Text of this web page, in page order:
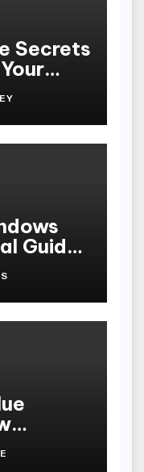
Secrets
Guide
Home